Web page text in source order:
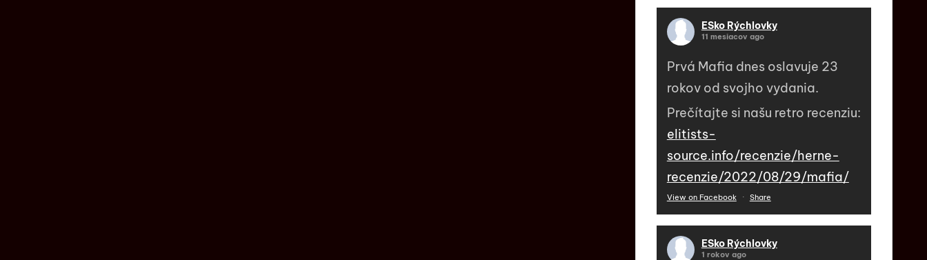
ESko Rýchlovky
11 mesiacov ago
Prvá Mafia dnes oslavuje 23
rokov od svojho vydania.
Prečítajte si našu retro recenziu:
elitists-
source.info/recenzie/herne-
recenzie/2022/08/29/mafia/
View on Facebook · Share
ESko Rýchlovky
1 rokov ago